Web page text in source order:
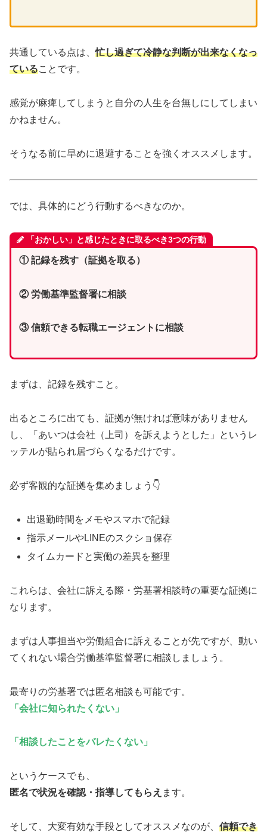
共通している点は、忙し過ぎて冷静な判断が出来なくなっ
ていることです。
感覚が麻痺してしまうと自分の人生を台無しにしてしまい
かねません。
そうなる前に早めに退避することを強くオススメします。
では、具体的にどう行動するべきなのか。
「おかしい」と感じたときに取るべき3つの行動
① 記録を残す（証拠を取る）
② 労働基準監督署に相談
③ 信頼できる転職エージェントに相談
まずは、記録を残すこと。
出るところに出ても、証拠が無ければ意味がありません
し、「あいつは会社（上司）を訴えようとした」というレ
ッテルが貼られ居づらくなるだけです。
必ず客観的な証拠を集めましょう👇
出退勤時間をメモやスマホで記録
指示メールやLINEのスクショ保存
タイムカードと実働の差異を整理
これらは、会社に訴える際・労基署相談時の重要な証拠に
なります。
まずは人事担当や労働組合に訴えることが先ですが、動い
てくれない場合労働基準監督署に相談しましょう。
最寄りの労基署では匿名相談も可能です。
「会社に知られたくない」
「相談したことをバレたくない」
というケースでも、
匿名で状況を確認・指導してもらえ ます。
そして、大変有効な手段としてオススメなのが、 信頼でき